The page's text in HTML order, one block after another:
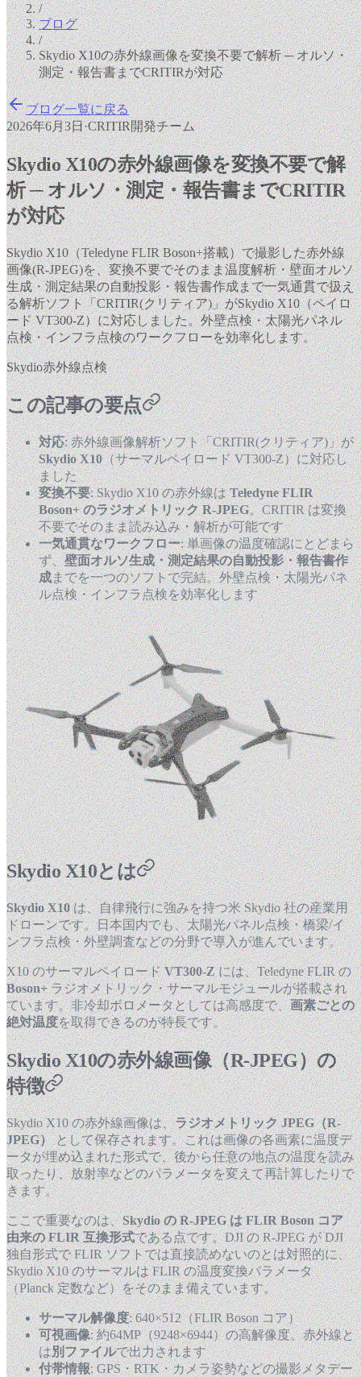
/
ブログ
/
Skydio X10の赤外線画像を変換不要で解析 ─ オルソ・
測定・報告書までCRITIRが対応
ブログ一覧に戻る
2026年6月3日·CRITIR開発チーム
Skydio X10の赤外線画像を変換不要で解
析 ─ オルソ・測定・報告書までCRITIR
が対応
Skydio X10（Teledyne FLIR Boson+搭載）で撮影した赤外線
画像(R-JPEG)を、変換不要でそのまま温度解析・壁面オルソ
生成・測定結果の自動投影・報告書作成まで一気通貫で扱え
る解析ソフト「CRITIR(クリティア)」がSkydio X10（ペイロ
ード VT300-Z）に対応しました。外壁点検・太陽光パネル
点検・インフラ点検のワークフローを効率化します。
Skydio赤外線点検
この記事の要点
対応: 赤外線画像解析ソフト「CRITIR(クリティア)」が
Skydio X10（サーマルペイロード VT300-Z）に対応し
ました
変換不要: Skydio X10 の赤外線はTeledyne FLIR
Boson+ のラジオメトリック R-JPEG。CRITIR は変換
不要でそのまま読み込み・解析が可能です
一気通貫なワークフロー: 単画像の温度確認にとどまら
ず、壁面オルソ生成・測定結果の自動投影・報告書作
成までを一つのソフトで完結。外壁点検・太陽光パネ
ル点検・インフラ点検を効率化します
Skydio X10とは
Skydio X10は、自律飛行に強みを持つ米 Skydio 社の産業用
ドローンです。日本国内でも、太陽光パネル点検・橋梁/イ
ンフラ点検・外壁調査などの分野で導入が進んでいます。
X10 のサーマルペイロードVT300-Zには、Teledyne FLIR の
Boson+ラジオメトリック・サーマルモジュールが搭載され
ています。非冷却ボロメータとしては高感度で、画素ごとの
絶対温度を取得できるのが特長です。
Skydio X10の赤外線画像（R-JPEG）の
特徴
Skydio X10 の赤外線画像は、ラジオメトリック JPEG（R-
JPEG）として保存されます。これは画像の各画素に温度デ
ータが埋め込まれた形式で、後から任意の地点の温度を読み
取ったり、放射率などのパラメータを変えて再計算したりで
きます。
ここで重要なのは、Skydio の R-JPEG は FLIR Boson コア
由来の FLIR 互換形式である点です。DJI の R-JPEG が DJI
独自形式で FLIR ソフトでは直接読めないのとは対照的に、
Skydio X10 のサーマルは FLIR の温度変換パラメータ
（Planck 定数など）をそのまま備えています。
サーマル解像度: 640×512（FLIR Boson コア）
可視画像: 約64MP（9248×6944）の高解像度。赤外線と
は別ファイルで出力されます
付帯情報: GPS・RTK・カメラ姿勢などの撮影メタデー